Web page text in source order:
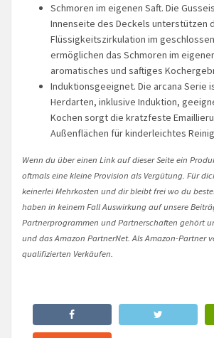
Schmoren im eigenen Saft. Die
Innenseite des Deckels unterstützen
Flüssigkeitszirkulation im
ermöglichen das Schmoren im
aromatisches und saftiges
Induktionsgeeignet. Die arcana Serie
Herdarten, inklusive Induktion,
Kochen sorgt die kratzfeste
Außenflächen für kinderleichtes
Wenn du über einen Link auf dieser Seite ein
oftmals eine kleine Provision als Vergütung. Für
keinerlei Mehrkosten und dir bleibt frei wo du
haben in keinem Fall Auswirkung auf unsere
Partnerprogrammen und Partnerschaften gehört
und das Amazon PartnerNet. Als Amazon-Partner
qualifizierten Verkäufen.